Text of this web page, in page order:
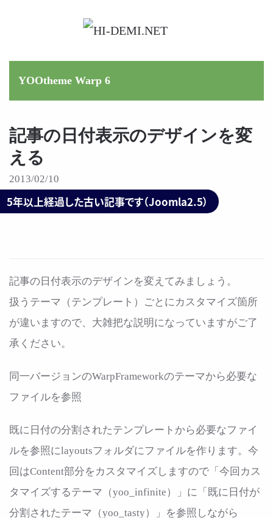
メインコンテンツへスキップ
YOOtheme Warp 6
記事の日付表示のデザインを変
える
2013/02/10
5年以上経過した古い記事です（Joomla2.5）
記事の日付表示のデザインを変えてみましょう。
扱うテーマ（テンプレート）ごとにカスタマイズ箇所
が違いますので、大雑把な説明になっていますがご了
承ください。
同一バージョンのWarpFrameworkのテーマから必要な
ファイルを参照
既に日付の分割されたテンプレートから必要なファイ
ルを参照にlayoutsフォルダにファイルを作ります。今
回はContent部分をカスタマイズしますので「今回カス
タマイズするテーマ（yoo_infinite）」に「既に日付が
分割されたテーマ（yoo_tasty）」を参照しながら